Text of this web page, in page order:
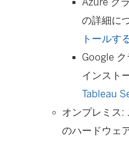
の詳細に
トールす
Google
インスト
Tableau
オンプレミス:
のハードウェ